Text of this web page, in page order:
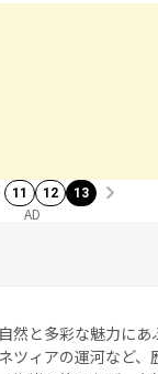
11 12 13
AD
と多彩な魅力にあ
ツィアの運河など